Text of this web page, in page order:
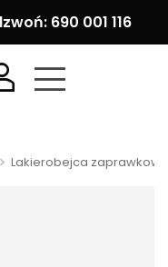
690 001 116
> Lakierobejca zaprawkowa